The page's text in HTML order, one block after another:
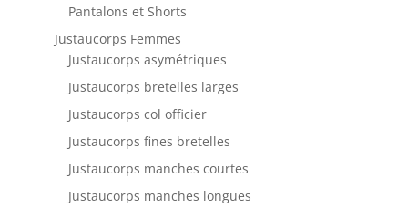
Pantalons et Shorts
Justaucorps Femmes
Justaucorps asymétriques
Justaucorps bretelles larges
Justaucorps col officier
Justaucorps fines bretelles
Justaucorps manches courtes
Justaucorps manches longues